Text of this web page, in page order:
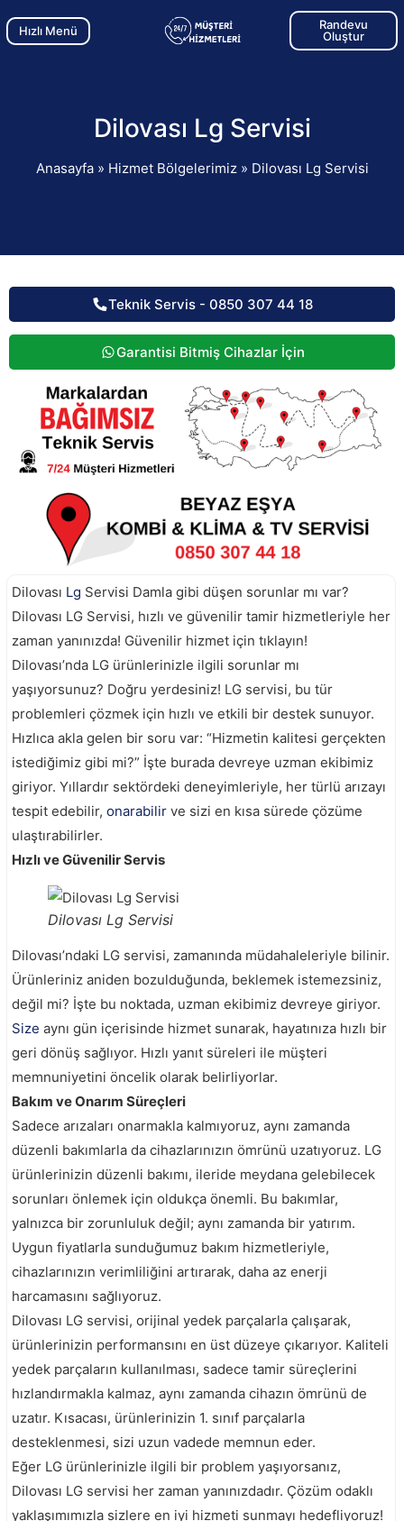
Hızlı Menü
Randevu
Oluştur
Dilovası Lg Servisi
Anasayfa» Hizmet Bölgelerimiz» Dilovası Lg Servisi
Teknik Servis - 0850 307 44 18
Garantisi Bitmiş Cihazlar İçin
Dilovası Lg Servisi Damla gibi düşen sorunlar mı var?
Dilovası LG Servisi, hızlı ve güvenilir tamir hizmetleriyle her
zaman yanınızda! Güvenilir hizmet için tıklayın!
Dilovası’nda LG ürünlerinizle ilgili sorunlar mı
yaşıyorsunuz? Doğru yerdesiniz! LG servisi, bu tür
problemleri çözmek için hızlı ve etkili bir destek sunuyor.
Hızlıca akla gelen bir soru var: “Hizmetin kalitesi gerçekten
istediğimiz gibi mi?” İşte burada devreye uzman ekibimiz
giriyor. Yıllardır sektördeki deneyimleriyle, her türlü arızayı
tespit edebilir, onarabilir ve sizi en kısa sürede çözüme
ulaştırabilirler.
Hızlı ve Güvenilir Servis
Dilovası Lg Servisi
Dilovası’ndaki LG servisi, zamanında müdahaleleriyle bilinir.
Ürünleriniz aniden bozulduğunda, beklemek istemezsiniz,
değil mi? İşte bu noktada, uzman ekibimiz devreye giriyor.
Size aynı gün içerisinde hizmet sunarak, hayatınıza hızlı bir
geri dönüş sağlıyor. Hızlı yanıt süreleri ile müşteri
memnuniyetini öncelik olarak belirliyorlar.
Bakım ve Onarım Süreçleri
Sadece arızaları onarmakla kalmıyoruz, aynı zamanda
düzenli bakımlarla da cihazlarınızın ömrünü uzatıyoruz. LG
ürünlerinizin düzenli bakımı, ileride meydana gelebilecek
sorunları önlemek için oldukça önemli. Bu bakımlar,
yalnızca bir zorunluluk değil; aynı zamanda bir yatırım.
Uygun fiyatlarla sunduğumuz bakım hizmetleriyle,
cihazlarınızın verimliliğini artırarak, daha az enerji
harcamasını sağlıyoruz.
Dilovası LG servisi, orijinal yedek parçalarla çalışarak,
ürünlerinizin performansını en üst düzeye çıkarıyor. Kaliteli
yedek parçaların kullanılması, sadece tamir süreçlerini
hızlandırmakla kalmaz, aynı zamanda cihazın ömrünü de
uzatır. Kısacası, ürünlerinizin 1. sınıf parçalarla
desteklenmesi, sizi uzun vadede memnun eder.
Eğer LG ürünlerinizle ilgili bir problem yaşıyorsanız,
Dilovası LG servisi her zaman yanınızdadır. Çözüm odaklı
yaklaşımımızla sizlere en iyi hizmeti sunmayı hedefliyoruz!